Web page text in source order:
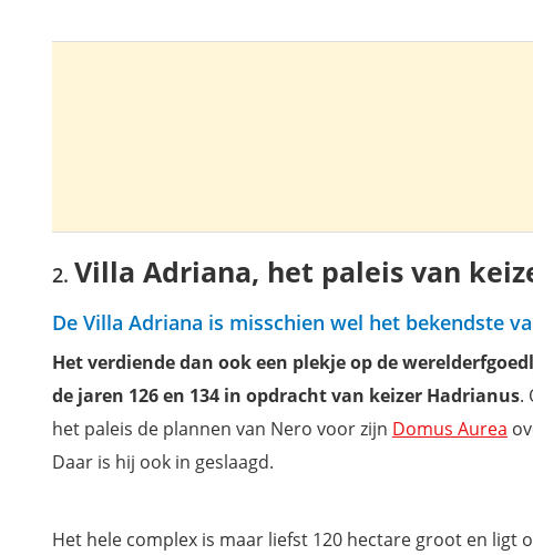
Villa Adriana, het paleis van
De Villa Adriana is misschien wel het bekendste
Het verdiende dan ook een plekje op de
de jaren 126 en 134 in opdracht van keizer Hadrianus.
het paleis de plannen van Nero voor zijn Domus Aurea
Daar is hij ook in geslaagd.
Het hele complex is maar liefst 120 hectare groot en ligt